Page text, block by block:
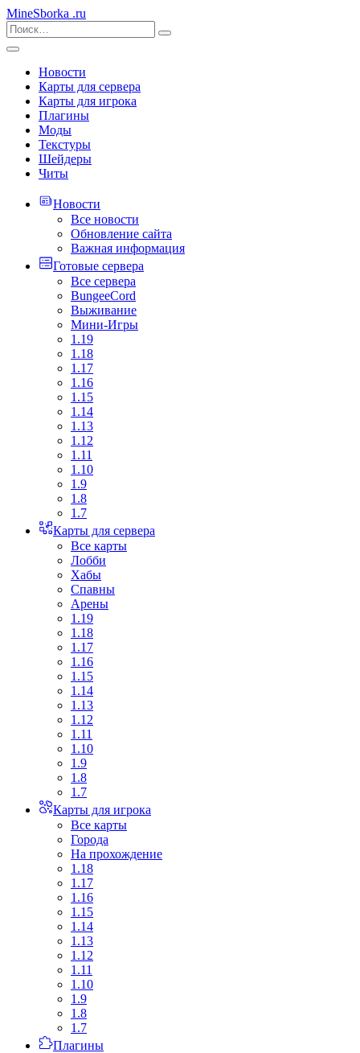
MineSborka .ru
Новости
Карты для сервера
Карты для игрока
Плагины
Моды
Текстуры
Шейдеры
Читы
Новости
Все новости
Обновление сайта
Важная информация
Готовые сервера
Все сервера
BungeeCord
Выживание
Мини-Игры
1.19
1.18
1.17
1.16
1.15
1.14
1.13
1.12
1.11
1.10
1.9
1.8
1.7
Карты для сервера
Все карты
Лобби
Хабы
Спавны
Арены
1.19
1.18
1.17
1.16
1.15
1.14
1.13
1.12
1.11
1.10
1.9
1.8
1.7
Карты для игрока
Все карты
Города
На прохождение
1.18
1.17
1.16
1.15
1.14
1.13
1.12
1.11
1.10
1.9
1.8
1.7
Плагины